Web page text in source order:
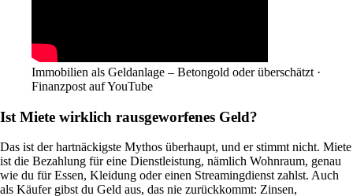
Immobilien als Geldanlage – Betongold oder überschätzt ·
Finanzpost auf YouTube
Ist Miete wirklich rausgeworfenes Geld?
Das ist der hartnäckigste Mythos überhaupt, und er stimmt nicht. Miete
ist die Bezahlung für eine Dienstleistung, nämlich Wohnraum, genau
wie du für Essen, Kleidung oder einen Streamingdienst zahlst. Auch
als Käufer gibst du Geld aus, das nie zurückkommt: Zinsen,